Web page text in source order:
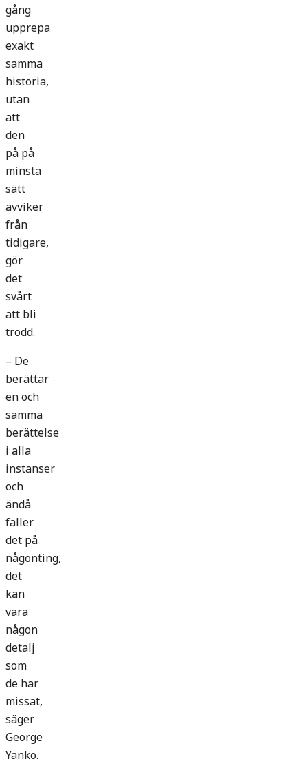
gång
upprepa
exakt
samma
historia,
utan
att
den
på på
minsta
sätt
avviker
från
tidigare,
gör
det
svårt
att bli
trodd.
– De
berättar
en och
samma
berättelse
i alla
instanser
och
ändå
faller
det på
någonting,
det
kan
vara
någon
detalj
som
de har
missat,
säger
George
Yanko.